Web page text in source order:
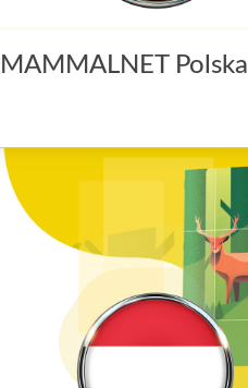
MAMMALNET Polska